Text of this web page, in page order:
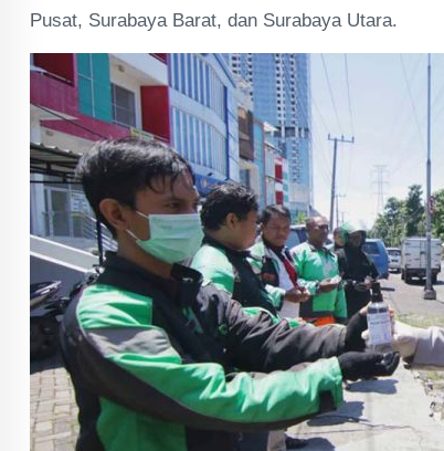
Pusat, Surabaya Barat, dan Surabaya Utara.